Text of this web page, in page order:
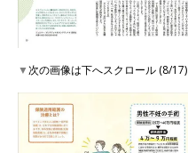
▼次の画像は下へスクロール (8/17)